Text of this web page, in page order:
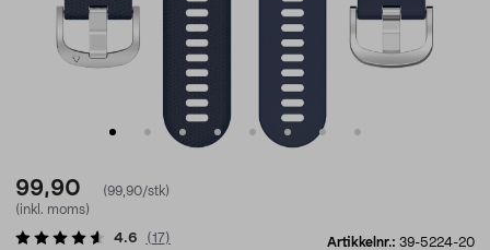
99,90
(99,90/stk)
(inkl. moms)
Artikkelnr.: 39-5224-20
4.6 (17)